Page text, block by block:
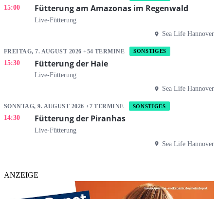
15:00 Fütterung am Amazonas im Regenwald
Live-Fütterung
Sea Life Hannover
FREITAG, 7. AUGUST 2026 +54 TERMINE SONSTIGES
15:30 Fütterung der Haie
Live-Fütterung
Sea Life Hannover
SONNTAG, 9. AUGUST 2026 +7 TERMINE SONSTIGES
14:30 Fütterung der Piranhas
Live-Fütterung
Sea Life Hannover
ANZEIGE